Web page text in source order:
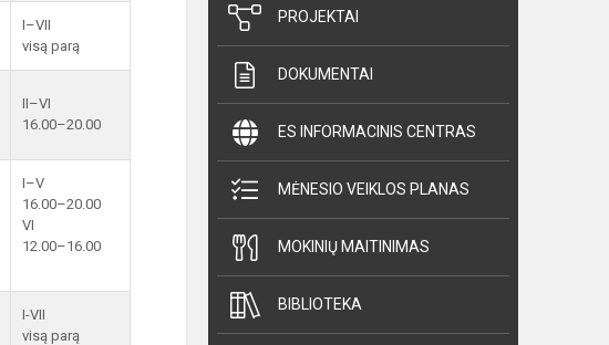
I–VII
visą parą
II–VI
16.00–20.00
I–V
16.00–20.00
VI
12.00–16.00
I-VII
visą parą
PROJEKTAI
DOKUMENTAI
ES INFORMACINIS CENTRAS
MĖNESIO VEIKLOS PLANAS
MOKINIŲ MAITINIMAS
BIBLIOTEKA